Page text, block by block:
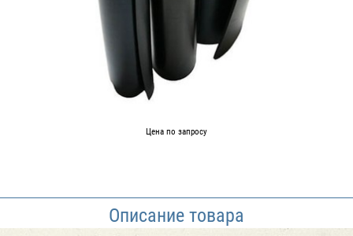
Цена по запросу
Описание товара